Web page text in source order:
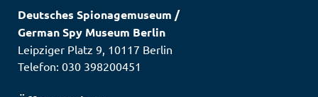
Deutsches Spionagemuseum /
German Spy Museum Berlin
Leipziger Platz 9, 10117 Berlin
Telefon: 030 398200451